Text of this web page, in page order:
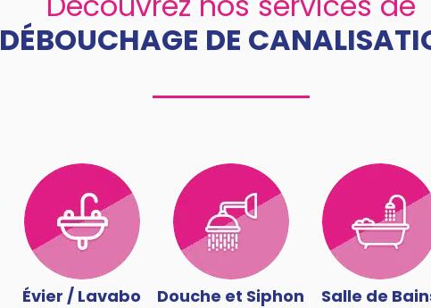
DÉBOUCHAGE DE
Évier / Lavabo Douche et Siphon Salle de